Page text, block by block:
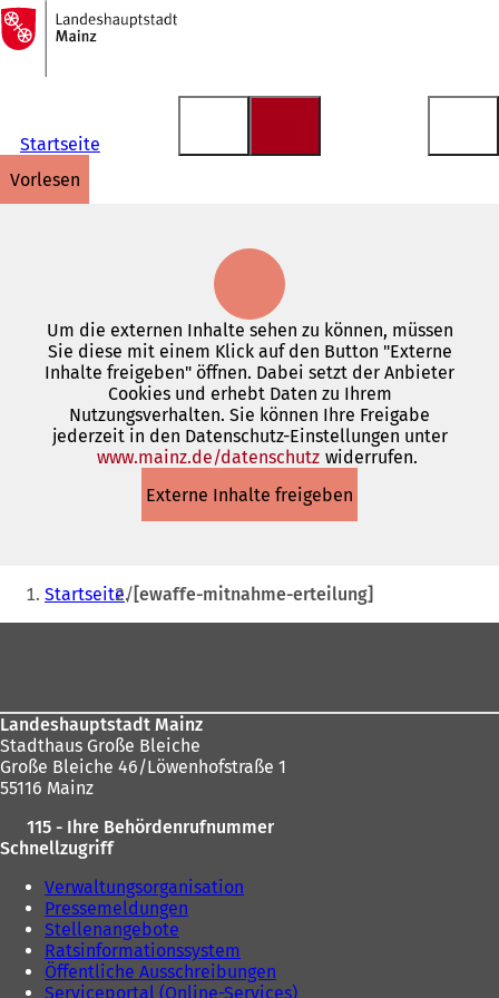
Inhalt anspringen
Zur
Startseite
Startseite
vorlesen
Um die externen Inhalte sehen zu können, müssen
Sie diese mit einem Klick auf den Button "Externe
Inhalte freigeben" öffnen. Dabei setzt der Anbieter
Cookies und erhebt Daten zu Ihrem
Nutzungsverhalten. Sie können Ihre Freigabe
jederzeit in den Datenschutz-Einstellungen unter
www.mainz.de/datenschutz(Öffnet
einem
neuen
widerrufen.
Externe Inhalte freigeben
Sie
befinden
Startseite [ewaffe-mitnahme-erteilung]
Landeshauptstadt Mainz
Stadthaus Große Bleiche
Große Bleiche 46/Löwenhofstraße 1
55116 Mainz
115 - Ihre Behördenrufnummer
Schnellzugriff
Verwaltungsorganisation
Pressemeldungen
Stellenangebote
Ratsinformationssystem
Öffentliche Ausschreibungen
Serviceportal (Online-Services)